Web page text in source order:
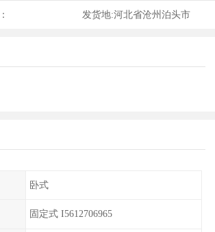
发货地:河北省沧州泊头市
卧式
固定式 I5612706965